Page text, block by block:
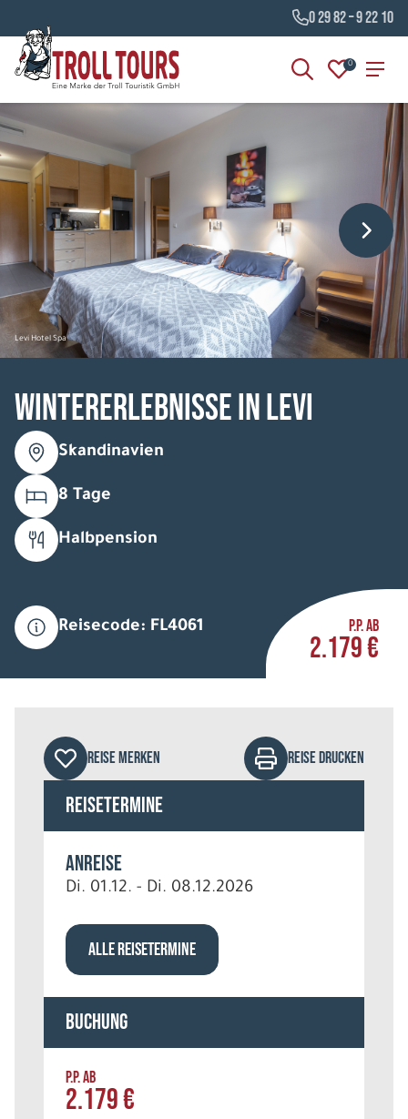
0 29 82 – 9 22 10
0
Levi Hotel Spa
Wintererlebnisse in Levi
Skandinavien
8 Tage
Halbpension
Reisecode: FL4061 P.P. AB
2.179 €
REISE MERKEN REISE DRUCKEN
Reisetermine
Anreise
Di. 01.12. - Di. 08.12.2026
ALLE REISETERMINE
Buchung
P.P. AB
2.179 €